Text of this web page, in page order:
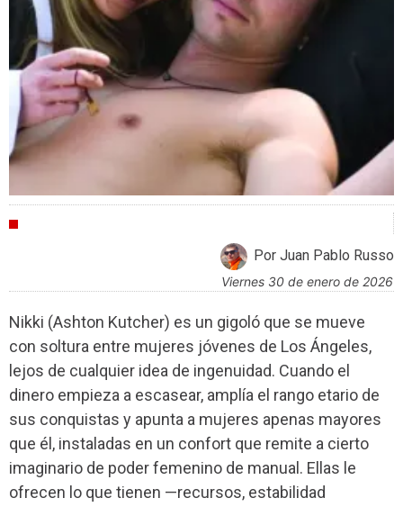
Por Juan Pablo Russo
viernes 30 de enero de 2026
Nikki (Ashton Kutcher) es un gigoló que se mueve
con soltura entre mujeres jóvenes de Los Ángeles,
lejos de cualquier idea de ingenuidad. Cuando el
dinero empieza a escasear, amplía el rango etario de
sus conquistas y apunta a mujeres apenas mayores
que él, instaladas en un confort que remite a cierto
imaginario de poder femenino de manual. Ellas le
ofrecen lo que tienen —recursos, estabilidad